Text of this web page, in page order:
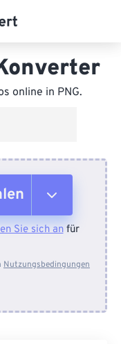
online in PNG.
Sie sich anfür
Nutzungsbedingungen